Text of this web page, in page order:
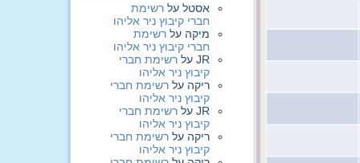
אסטל על רשימת
חברי קיבוץ ניר אליהו
מיקה על רשימת
חברי קיבוץ ניר אליהו
JR על רשימת חברי
קיבוץ ניר אליהו
ריקה על רשימת חברי
קיבוץ ניר אליהו
JR על רשימת חברי
קיבוץ ניר אליהו
ריקה על רשימת חברי
קיבוץ ניר אליהו